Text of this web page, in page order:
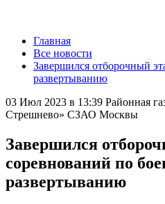
Главная
Все новости
Завершился отборочный
развертыванию
03 Июл 2023 в 13:39 Районная
Стрешнево» СЗАО Москвы
Завершился
соревнований по
развертыванию